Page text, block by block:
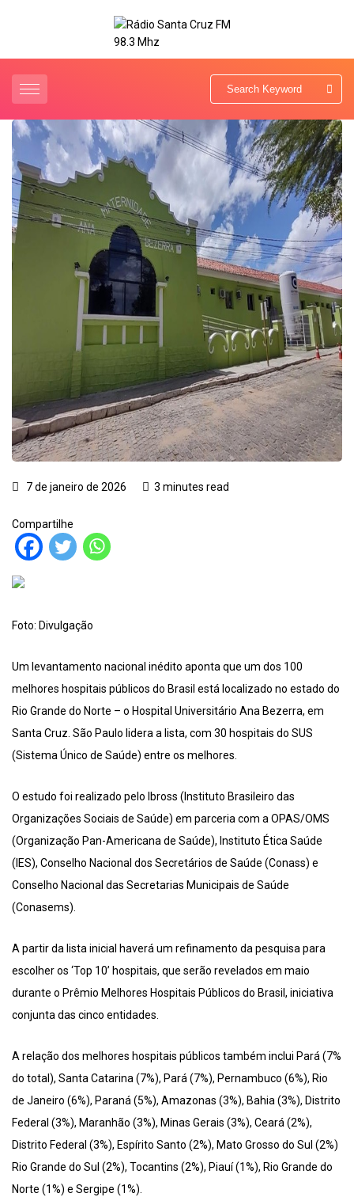
7 de janeiro de 2026 3 minutes read
Compartilhe
Foto: Divulgação
Um levantamento nacional inédito aponta que um dos 100
melhores hospitais públicos do Brasil está localizado no estado do
Rio Grande do Norte – o Hospital Universitário Ana Bezerra, em
Santa Cruz. São Paulo lidera a lista, com 30 hospitais do SUS
(Sistema Único de Saúde) entre os melhores.
O estudo foi realizado pelo Ibross (Instituto Brasileiro das
Organizações Sociais de Saúde) em parceria com a OPAS/OMS
(Organização Pan-Americana de Saúde), Instituto Ética Saúde
(IES), Conselho Nacional dos Secretários de Saúde (Conass) e
Conselho Nacional das Secretarias Municipais de Saúde
(Conasems).
A partir da lista inicial haverá um refinamento da pesquisa para
escolher os ‘Top 10’ hospitais, que serão revelados em maio
durante o Prêmio Melhores Hospitais Públicos do Brasil, iniciativa
conjunta das cinco entidades.
A relação dos melhores hospitais públicos também inclui Pará (7%
do total), Santa Catarina (7%), Pará (7%), Pernambuco (6%), Rio
de Janeiro (6%), Paraná (5%), Amazonas (3%), Bahia (3%), Distrito
Federal (3%), Maranhão (3%), Minas Gerais (3%), Ceará (2%),
Distrito Federal (3%), Espírito Santo (2%), Mato Grosso do Sul (2%)
Rio Grande do Sul (2%), Tocantins (2%), Piauí (1%), Rio Grande do
Norte (1%) e Sergipe (1%).